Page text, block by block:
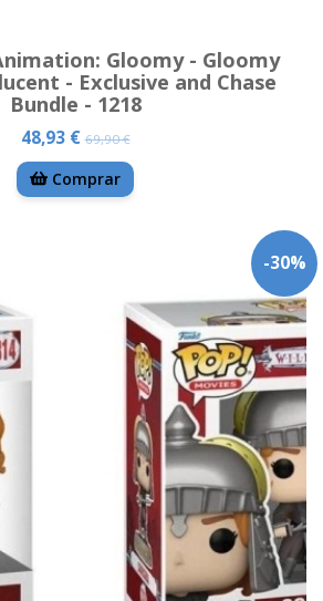
Gloomy - Gloomy
- Exclusive and Chase
Bundle - 1218
48,93 €69,90 €
Comprar
-30%